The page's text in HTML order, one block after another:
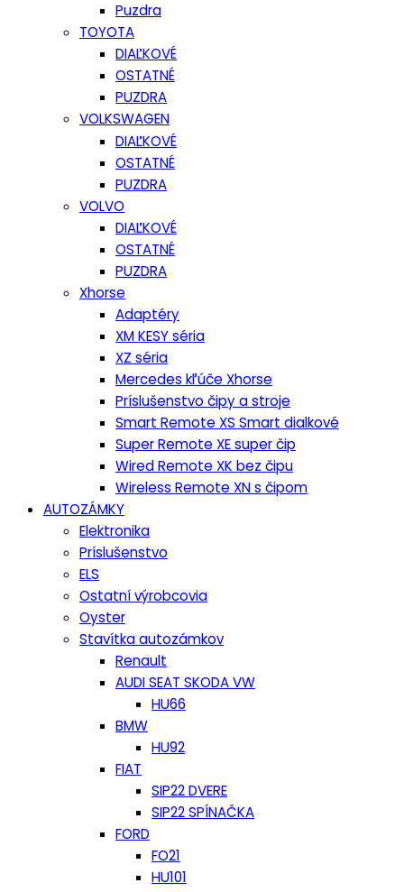
Puzdra
TOYOTA
DIAĽKOVÉ
OSTATNÉ
PUZDRA
VOLKSWAGEN
DIAĽKOVÉ
OSTATNÉ
PUZDRA
VOLVO
DIAĽKOVÉ
OSTATNÉ
PUZDRA
Xhorse
Adaptéry
XM KESY séria
XZ séria
Mercedes kľúče Xhorse
Príslušenstvo čipy a stroje
Smart Remote XS Smart dialkové
Super Remote XE super čip
Wired Remote XK bez čipu
Wireless Remote XN s čipom
AUTOZÁMKY
Elektronika
Príslušenstvo
ELS
Ostatní výrobcovia
Oyster
Stavítka autozámkov
Renault
AUDI SEAT SKODA VW
HU66
BMW
HU92
FIAT
SIP22 DVERE
SIP22 SPÍNAČKA
FORD
FO21
HU101